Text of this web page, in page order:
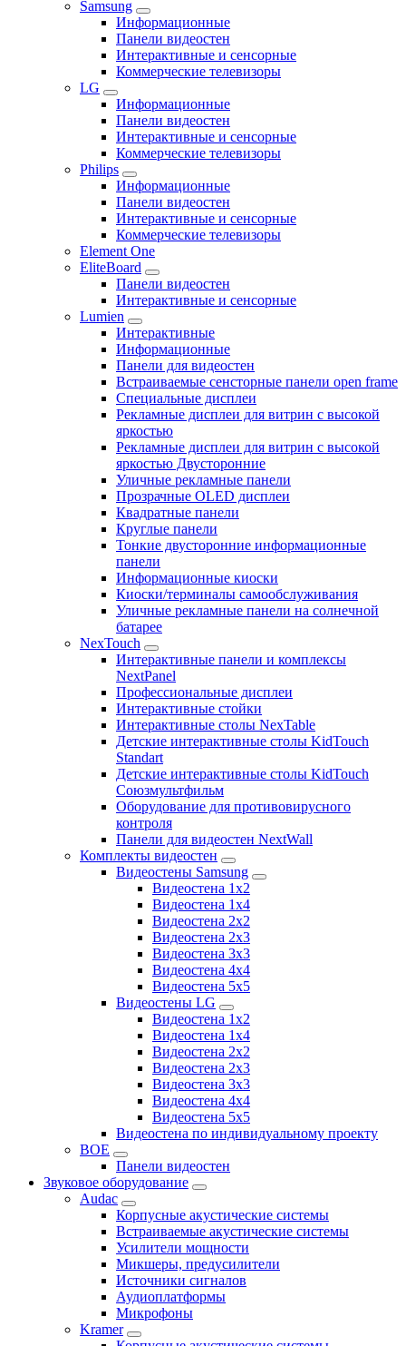
Samsung
Информационные
Панели видеостен
Интерактивные и сенсорные
Коммерческие телевизоры
LG
Информационные
Панели видеостен
Интерактивные и сенсорные
Коммерческие телевизоры
Philips
Информационные
Панели видеостен
Интерактивные и сенсорные
Коммерческие телевизоры
Element One
EliteBoard
Панели видеостен
Интерактивные и сенсорные
Lumien
Интерактивные
Информационные
Панели для видеостен
Встраиваемые сенсторные панели open frame
Специальные дисплеи
Рекламные дисплеи для витрин с высокой
яркостью
Рекламные дисплеи для витрин с высокой
яркостью Двусторонние
Уличные рекламные панели
Прозрачные OLED дисплеи
Квадратные панели
Круглые панели
Тонкие двусторонние информационные
панели
Информационные киоски
Киоски/терминалы самообслуживания
Уличные рекламные панели на солнечной
батарее
NexTouch
Интерактивные панели и комплексы
NextPanel
Профессиональные дисплеи
Интерактивные стойки
Интерактивные столы NexTable
Детские интерактивные столы KidTouch
Standart
Детские интерактивные столы KidTouch
Союзмультфильм
Оборудование для противовирусного
контроля
Панели для видеостен NextWall
Комплекты видеостен
Видеостены Samsung
Видеостена 1x2
Видеостена 1x4
Видеостена 2x2
Видеостена 2х3
Видеостена 3x3
Видеостена 4x4
Видеостена 5x5
Видеостены LG
Видеостена 1x2
Видеостена 1x4
Видеостена 2x2
Видеостена 2x3
Видеостена 3x3
Видеостена 4x4
Видеостена 5x5
Видеостена по индивидуальному проекту
BOE
Панели видеостен
Звуковое оборудование
Audac
Корпусные акустические системы
Встраиваемые акустические системы
Усилители мощности
Микшеры, предусилители
Источники сигналов
Аудиоплатформы
Микрофоны
Kramer